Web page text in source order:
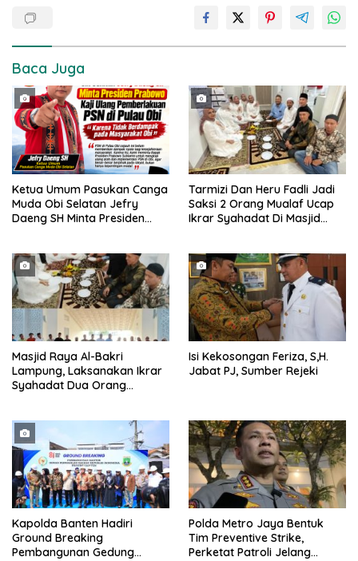
Baca Juga
Ketua Umum Pasukan Canga
Muda Obi Selatan Jefry
Daeng SH Minta Presiden
Berdampak, Cabut Saja”
Tarmizi Dan Heru Fadli Jadi
Saksi 2 Orang Mualaf Ucap
Ikrar Syahadat Di Masjid
Masjid Raya Al-Bakri
Lampung, Laksanakan Ikrar
Syahadat Dua Orang
Isi Kekosongan Feriza, S,H.
Jabat PJ, Sumber Rejeki
Kapolda Banten Hadiri
Ground Breaking
Pembangunan Gedung
Polda Metro Jaya Bentuk
Tim Preventive Strike,
Perketat Patroli Jelang